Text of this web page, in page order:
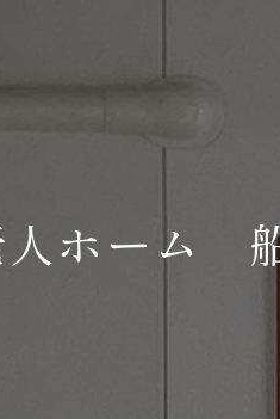
人ホーム